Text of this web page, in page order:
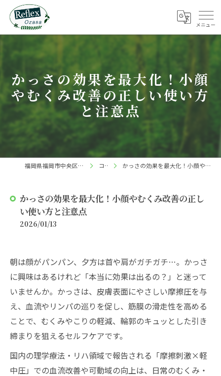
かっさの効果を最大化！小顔
やむくみ改善の正しい使い方
と注意点
福岡県福岡市中央区の整体ならReflex 小笹店 コラム かっさの効果を最大化！小顔やむくみ改善の正しい使い方と注意点
かっさの効果を最大化！小顔やむくみ改善の正し
い使い方と注意点
2026/01/13
朝は顔がパンパン、夕方は首や肩がガチガチ…。かっさ
に興味はあるけれど「本当に効果は出るの？」と迷って
いませんか。かっさは、皮膚表面にやさしい摩擦圧を与
え、血流やリンパの巡りを促し、筋膜の滑走性を高める
ことで、むくみやこりの軽減、輪郭のキュッとした引き
締まりを狙えるセルフケアです。
国内の理学療法・リハ領域で報告される「摩擦刺激×軽
中圧」での血流改善や可動域の向上は、日常のむくみ・